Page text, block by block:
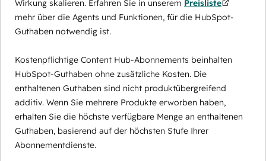
Wirkung skalieren. Erfahren Sie in unserem Preisliste
mehr über die Agents und Funktionen, für die HubSpot-
Guthaben notwendig ist.
Kostenpflichtige Content Hub-Abonnements beinhalten
HubSpot-Guthaben ohne zusätzliche Kosten. Die
enthaltenen Guthaben sind nicht produktübergreifend
additiv. Wenn Sie mehrere Produkte erworben haben,
erhalten Sie die höchste verfügbare Menge an enthaltenen
Guthaben, basierend auf der höchsten Stufe Ihrer
Abonnementdienste.